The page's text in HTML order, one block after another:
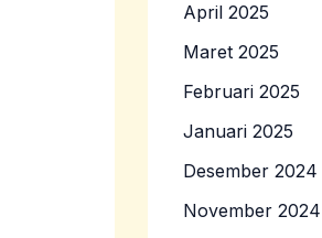
April 2025
Maret 2025
Februari 2025
Januari 2025
Desember 2024
November 2024